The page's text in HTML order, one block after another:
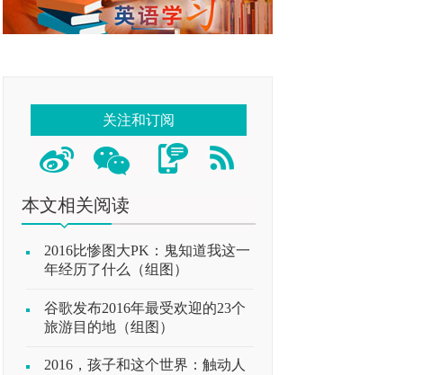
关注和订阅
本文相关阅读
2016比惨图大PK：鬼知道我这一
年经历了什么（组图）
谷歌发布2016年最受欢迎的23个
旅游目的地（组图）
2016，孩子和这个世界：触动人